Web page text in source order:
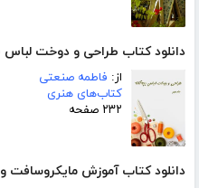
دانلود کتاب طراحی و دوخت لباس
از: فاطمه صنعتی
کتاب‌های هنری
۲۳۲ صفحه
دانلود کتاب آموزش مایکروسافت ورد